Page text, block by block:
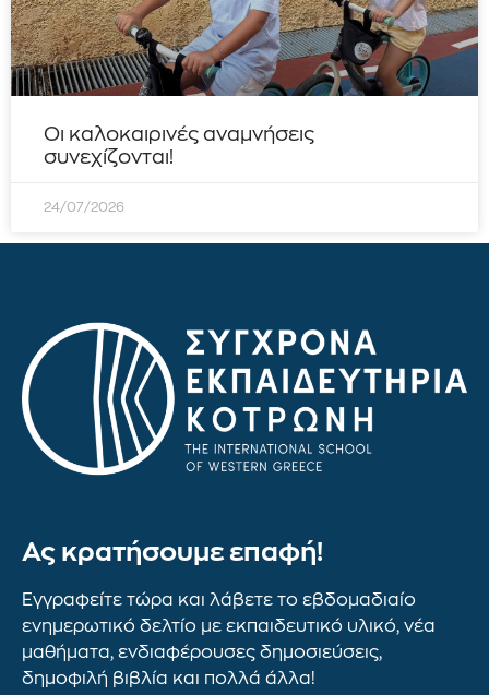
Οι καλοκαιρινές αναμνήσεις
συνεχίζονται!
24/07/2026
Ας κρατήσουμε επαφή!
Εγγραφείτε τώρα και λάβετε το εβδομαδιαίο
ενημερωτικό δελτίο με εκπαιδευτικό υλικό, νέα
μαθήματα, ενδιαφέρουσες δημοσιεύσεις,
δημοφιλή βιβλία και πολλά άλλα!